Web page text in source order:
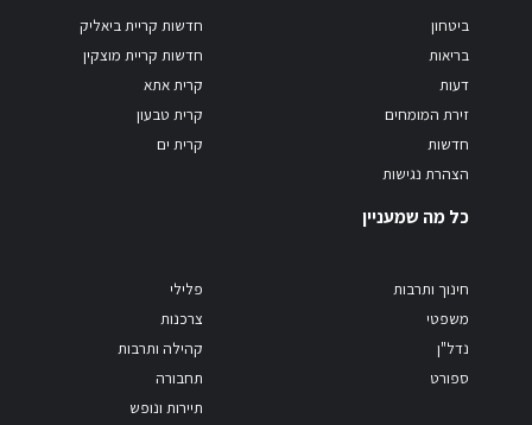
ביטחון
בריאות
דעות
זירת המומחים
חדשות
הצהרת נגישות
חדשות קריית ביאליק
חדשות קריית מוצקין
קרית אתא
קרית טבעון
קרית ים
כל מה שמעניין
חינוך ותרבות
משפטי
נדל"ן
ספורט
פלילי
צרכנות
קהילה ותרבות
תחבורה
תיירות ונופש